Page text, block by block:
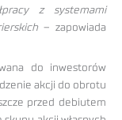
z systemami
– zapowiada
do inwestorów
akcji do obrotu
przed debiutem